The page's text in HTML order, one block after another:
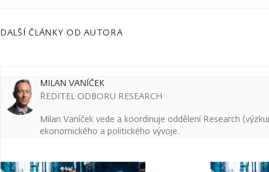
DALŠÍ ČLÁNKY OD AUTORA
MILAN VANÍČEK
ŘEDITEL ODBORU RESEARCH
Milan Vaníček vede a koordinuje oddělení Research
ekonomického a politického vývoje.